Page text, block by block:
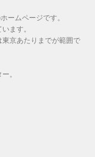
ームページです。
ます。
京あたりまでが範囲で
。